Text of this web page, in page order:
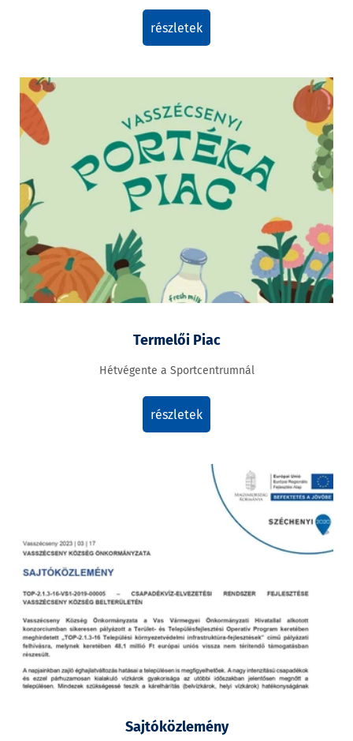
részletek
Termelői Piac
Hétvégente a Sportcentrumnál
részletek
Sajtóközlemény